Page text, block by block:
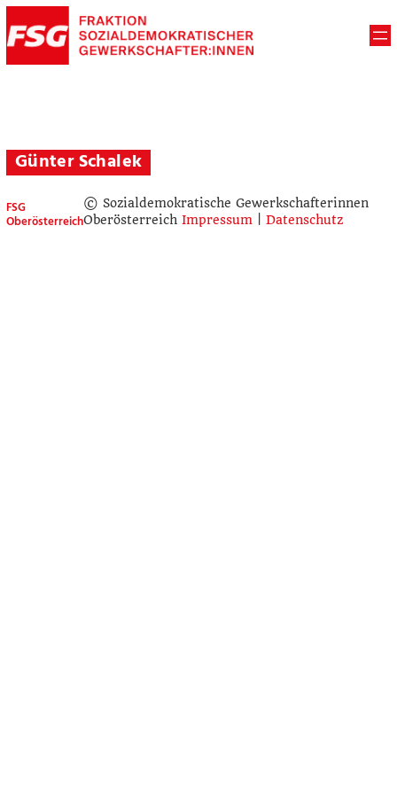
Günter Schalek
FSG
Oberösterreich
© Sozialdemokratische Gewerkschafterinnen
Oberösterreich Impressum| Datenschutz